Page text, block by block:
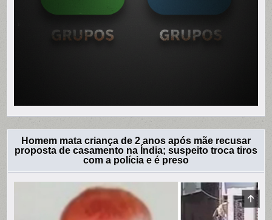
Homem mata criança de 2 anos após mãe recusar
proposta de casamento na Índia; suspeito troca tiros
com a polícia e é preso
TO
TOP